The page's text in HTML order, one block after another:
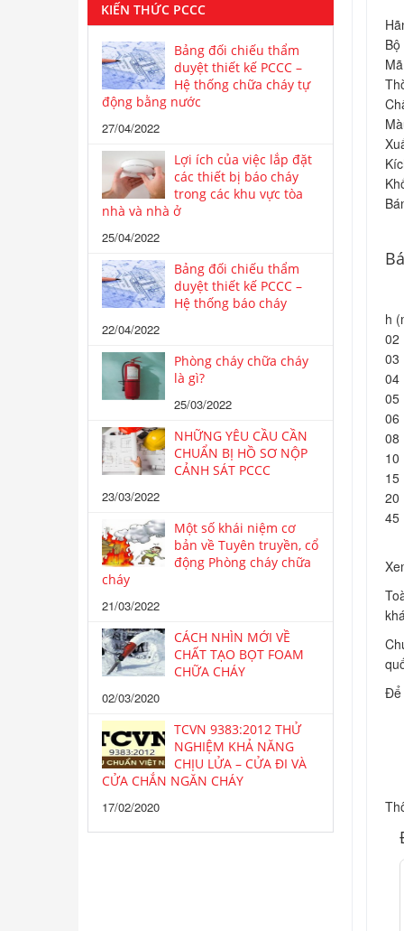
KIẾN THỨC PCCC
Bảng đối chiếu thẩm
duyệt thiết kế PCCC –
Hệ thống chữa cháy tự
động bằng nước
27/04/2022
Lợi ích của việc lắp đặt
các thiết bị báo cháy
trong các khu vực tòa
nhà và nhà ở
25/04/2022
Bảng đối chiếu thẩm
duyệt thiết kế PCCC –
Hệ thống báo cháy
22/04/2022
Phòng cháy chữa cháy
là gì?
25/03/2022
NHỮNG YÊU CẦU CẦN
CHUẨN BỊ HỒ SƠ NỘP
CẢNH SÁT PCCC
23/03/2022
Một số khái niệm cơ
bản về Tuyên truyền, cổ
động Phòng cháy chữa
cháy
21/03/2022
CÁCH NHÌN MỚI VỀ
CHẤT TẠO BỌT FOAM
CHỮA CHÁY
02/03/2020
TCVN 9383:2012 THỬ
NGHIỆM KHẢ NĂNG
CHỊU LỬA – CỬA ĐI VÀ
CỬA CHẮN NGĂN CHÁY
17/02/2020
h
02
03
04
05
06
08
10
15
20
45
Để